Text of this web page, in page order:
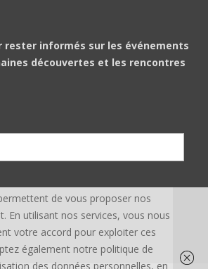
rester informés sur les événements
découvertes et les rencontres
de vous proposer nos
En utilisant nos services, vous nous
votre accord pour exploiter ces
également notre politique de
des données personnelles, en